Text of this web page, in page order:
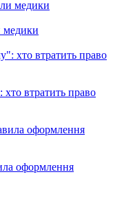
медики
втратить право
оформлення